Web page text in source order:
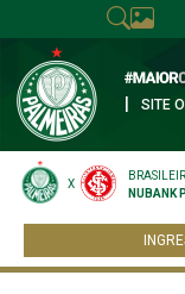
SITE
X
NUBANK